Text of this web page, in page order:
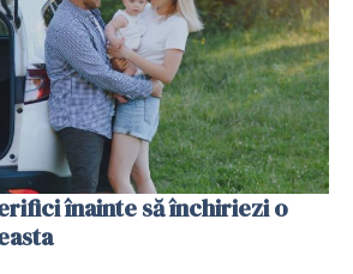
înainte să închiriezi o